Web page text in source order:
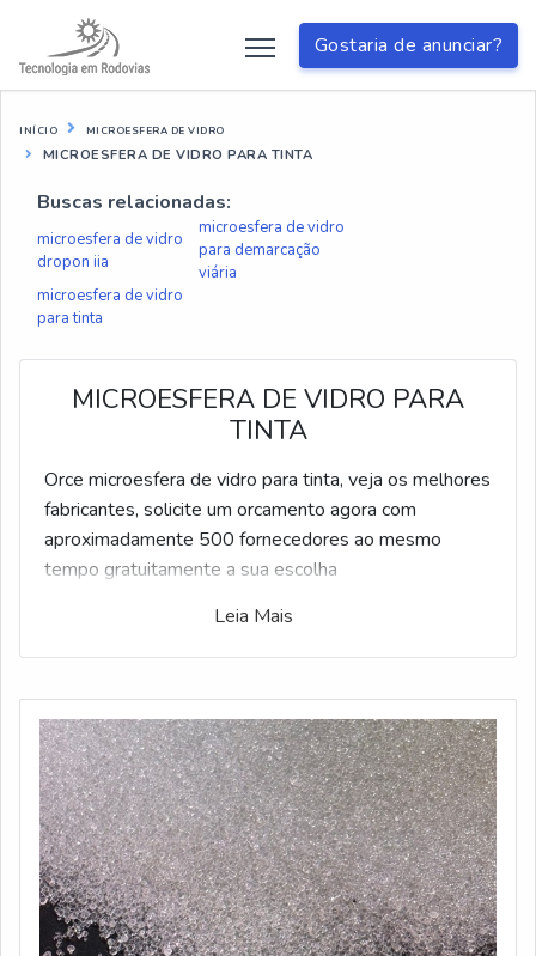
Gostaria de anunciar?
INÍCIO MICROESFERA DE VIDRO
MICROESFERA DE VIDRO PARA TINTA
Buscas relacionadas:
microesfera de vidro
dropon iia
microesfera de vidro
para demarcação
viária
microesfera de vidro
para tinta
MICROESFERA DE VIDRO PARA
TINTA
Orce microesfera de vidro para tinta, veja os melhores
fabricantes, solicite um orcamento agora com
aproximadamente 500 fornecedores ao mesmo
tempo gratuitamente a sua escolha
Leia Mais